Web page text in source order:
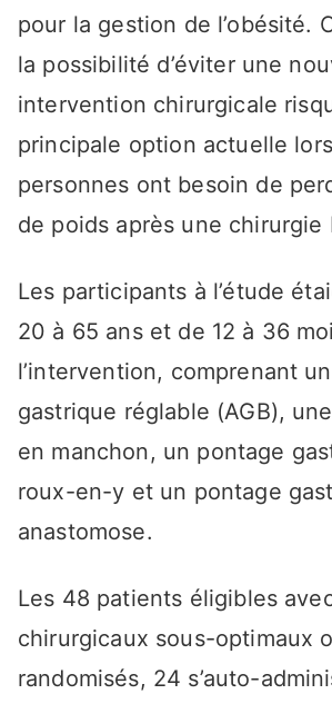
pour la gestion de l’obésité.
la possibilité d’éviter une
intervention chirurgicale
principale option actuelle
personnes ont besoin de
de poids après une chirurgie
Les participants à l’étude
20 à 65 ans et de 12 à 36
l’intervention, comprenant
gastrique réglable (AGB),
en manchon, un pontage
roux-en-y et un pontage
anastomose.
Les 48 patients éligibles
chirurgicaux sous-optimaux
randomisés, 24 s’auto-